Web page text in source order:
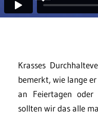
Krasses
bemerkt, wie lange
an Feiertagen
sollten wir das alle